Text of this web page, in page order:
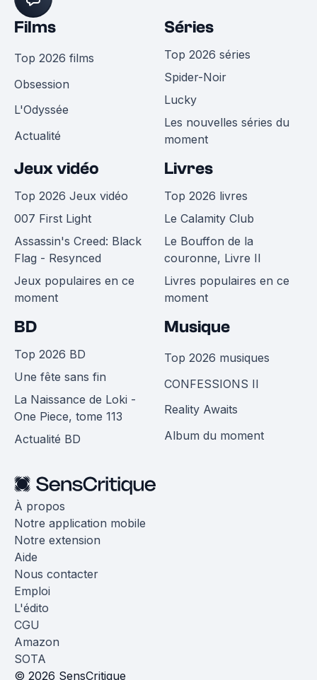
Films
Top 2026 films
Obsession
L'Odyssée
Actualité
Séries
Top 2026 séries
Spider-Noir
Lucky
Les nouvelles séries du
moment
Jeux vidéo
Top 2026 Jeux vidéo
007 First Light
Assassin's Creed: Black
Flag - Resynced
Jeux populaires en ce
moment
Livres
Top 2026 livres
Le Calamity Club
Le Bouffon de la
couronne, Livre II
Livres populaires en ce
moment
BD
Top 2026 BD
Une fête sans fin
La Naissance de Loki -
One Piece, tome 113
Actualité BD
Musique
Top 2026 musiques
CONFESSIONS II
Reality Awaits
Album du moment
À propos
Notre application mobile
Notre extension
Aide
Nous contacter
Emploi
L'édito
CGU
Amazon
SOTA
© 2026 SensCritique